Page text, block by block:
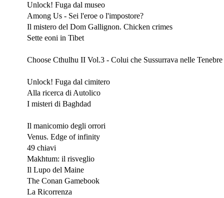
Unlock! Fuga dal museo
Among Us - Sei l'eroe o l'impostore?
Il mistero del Dom Gallignon. Chicken crimes
Sette eoni in Tibet
Choose Cthulhu II Vol.3 - Colui che Sussurrava nelle Tenebre
Unlock! Fuga dal cimitero
Alla ricerca di Autolico
I misteri di Baghdad
Il manicomio degli orrori
Venus. Edge of infinity
49 chiavi
Makhtum: il risveglio
Il Lupo del Maine
The Conan Gamebook
La Ricorrenza